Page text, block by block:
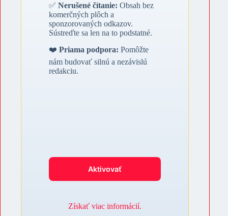
✅Nerušené čítanie: Obsah bez
komerčných plôch a
sponzorovaných odkazov.
Sústreďte sa len na to podstatné.
❤️Priama podpora: Pomôžte
nám budovať silnú a nezávislú
redakciu.
Aktivovať
Získať viac informácií.